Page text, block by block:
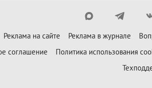
Реклама на сайте Реклама в журнале
соглашение
Политика использования